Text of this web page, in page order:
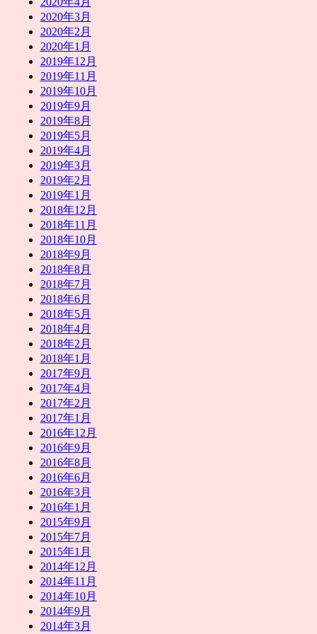
2020年3月
2020年2月
2020年1月
2019年12月
2019年11月
2019年10月
2019年9月
2019年8月
2019年5月
2019年4月
2019年3月
2019年2月
2019年1月
2018年12月
2018年11月
2018年10月
2018年9月
2018年8月
2018年7月
2018年6月
2018年5月
2018年4月
2018年2月
2018年1月
2017年9月
2017年4月
2017年2月
2017年1月
2016年12月
2016年9月
2016年8月
2016年6月
2016年3月
2016年1月
2015年9月
2015年7月
2015年1月
2014年12月
2014年11月
2014年10月
2014年9月
2014年3月